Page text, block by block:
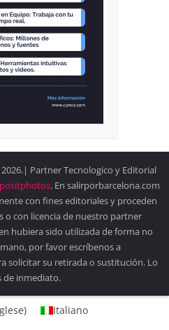
Partner Tecnologico y Editorial
. En salirporbarcelona.com
con fines editoriales y proceden
o con licencia de nuestro partner
hubiera sido utilizada de forma no
por favor escríbenos a
solicitar su retirada o sustitución. Lo
de inmediato.
) Italiano